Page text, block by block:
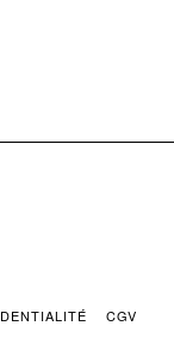
CGV